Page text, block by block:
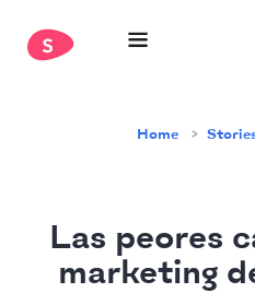
Home
Las peores
marketing